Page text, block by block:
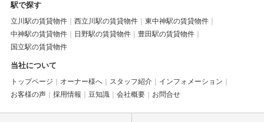
駅で探す
立川駅の賃貸物件 西立川駅の賃貸物件
東中神駅の賃貸物件
中神駅の賃貸物件
日野駅の賃貸物件
豊田駅の賃貸物件
国立駅の賃貸物件
当社について
トップページ オーナー様へ スタッフ紹介
インフォメーション
お客様の声
採用情報 豆知識 会社概要 お問合せ